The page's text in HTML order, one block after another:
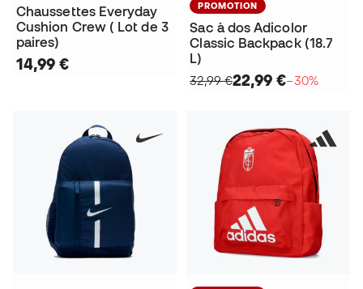
Chaussettes Everyday
Cushion Crew ( Lot de 3
paires)
14,99 €
PROMOTION
Sac à dos Adicolor
Classic Backpack (18.7
L)
32,99 €22,99 €−30%